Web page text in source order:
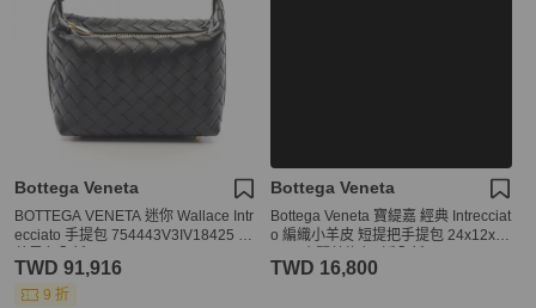
Bottega Veneta
BOTTEGA VENETA 迷你 Wallace Intr
ecciato 手提包 754443V3IV18425 皮
TWD 91,916
9 折
Bottega Veneta
Bottega Veneta 寶緹嘉 經典 Intrecciat
o 編織小羊皮 短提把手提包 24x12x1
TWD 16,800